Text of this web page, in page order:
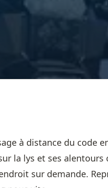
à distance du code
la lys et ses alentours
sur demande.